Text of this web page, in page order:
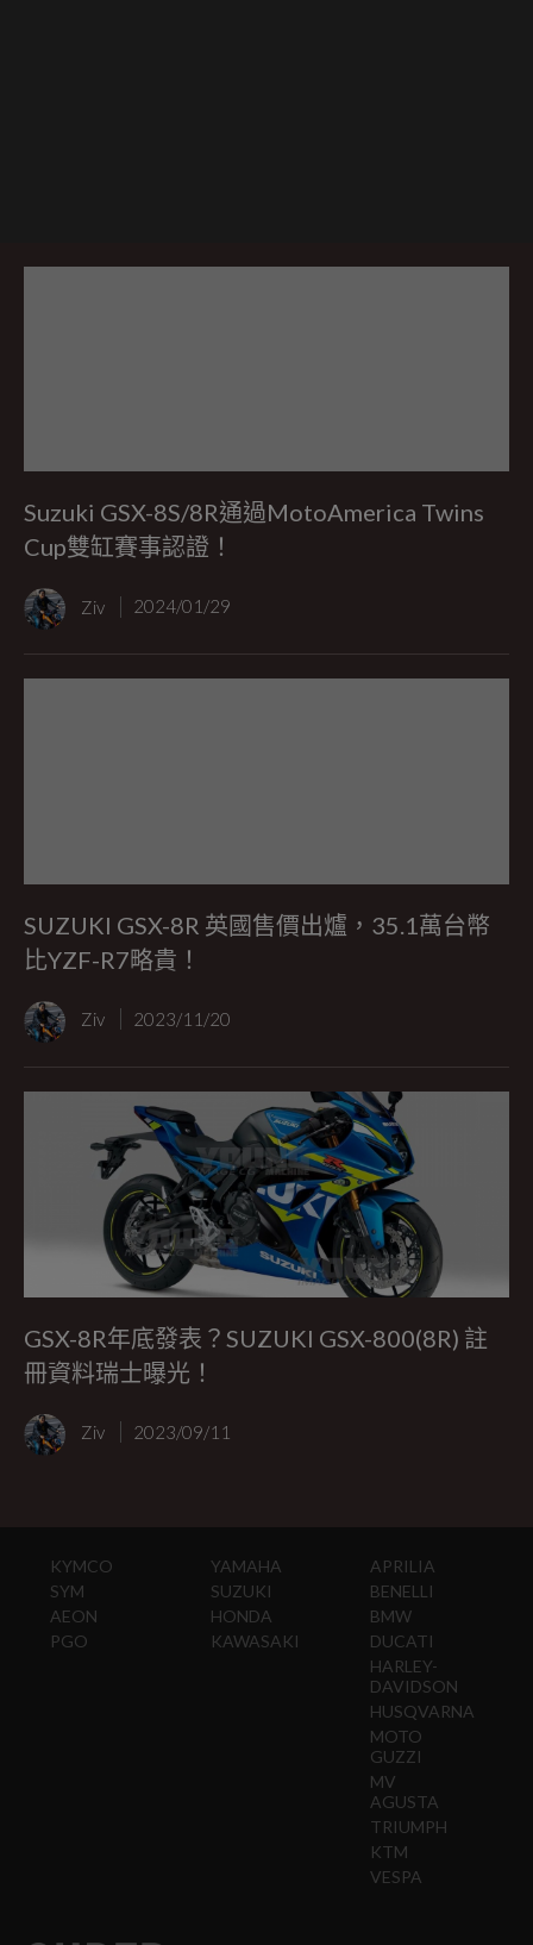
Suzuki GSX-8S/8R通過MotoAmerica Twins
Cup雙缸賽事認證！
Ziv 2024/01/29
SUZUKI GSX-8R 英國售價出爐，35.1萬台幣
比YZF-R7略貴！
Ziv 2023/11/20
GSX-8R年底發表？SUZUKI GSX-800(8R) 註
冊資料瑞士曝光！
Ziv 2023/09/11
KYMCO
SYM
AEON
PGO
YAMAHA
SUZUKI
HONDA
KAWASAKI
APRILIA
BENELLI
BMW
DUCATI
HARLEY-
DAVIDSON
HUSQVARNA
MOTO
GUZZI
MV
AGUSTA
TRIUMPH
KTM
VESPA